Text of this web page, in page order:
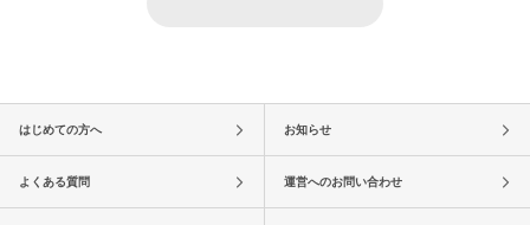
はじめての方へ お知らせ
よくある質問 運営へのお問い合わせ